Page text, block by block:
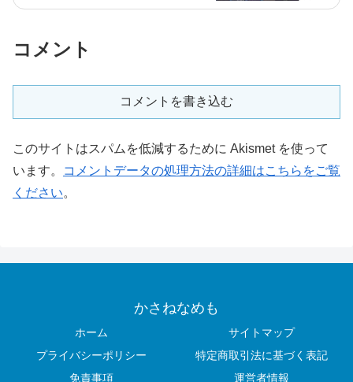
コメント
コメントを書き込む
このサイトはスパムを低減するために Akismet を使って
います。
コメントデータの処理方法の詳細はこちらをご覧
ください。
かさねなめも
ホーム
サイトマップ
プライバシーポリシー
特定商取引法に基づく表記
免責事項
運営者情報